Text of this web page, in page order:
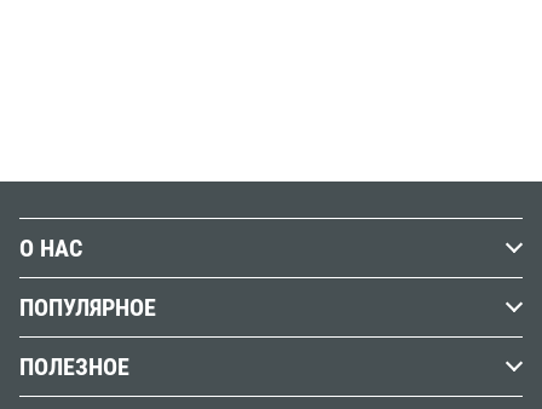
О НАС
Наши магазины
Бренды
ПОПУЛЯРНОЕ
Краски
ПОЛЕЗНОЕ